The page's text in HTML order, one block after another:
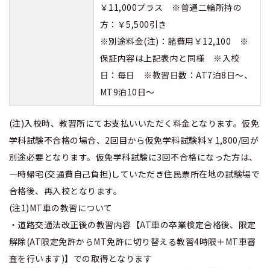
￥11,000プラス ※普通二輪所持の
方：￥5,500引き
※別途料金(注)：諸費用￥12,100 ※
保証内容は上記表内と同様 ※入校
日：毎日 ※教習日数：AT7泊8日～、
MT9泊10日～
(注)入校時、教習所にてお支払いいただく料金となります。仮免
学科試験不合格の場合、2回目から仮免学科試験料￥1,800/回が
別途必要となります。仮免学科試験に3回不合格になった方は、
一時帰宅(交通費自己負担)していただき住民票所在地の試験場で
合格後、再入校となります。
(注1)MT車の教習について
・道路交通法改正後の教習内容【AT車の卒業検定合格後、限定
解除(AT限定免許からMT免許に切り替える教習4時限＋MT車審
査を行います)】での取得となります